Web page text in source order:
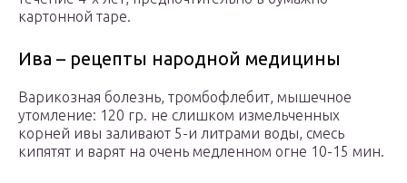
картонной таре.
Ива – рецепты народной медицины
Варикозная болезнь, тромбофлебит, мышечное
утомление: 120 гр. не слишком измельченных
корней ивы заливают 5-и литрами воды, смесь
кипятят и варят на очень медленном огне 10-15 мин.